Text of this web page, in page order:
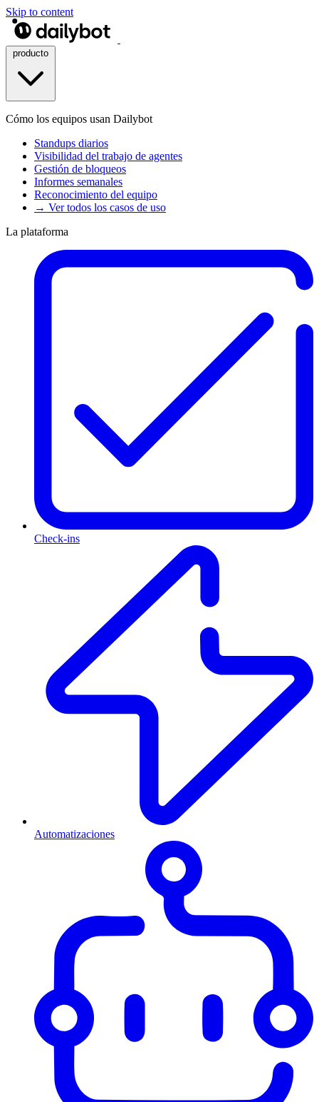
Skip to content
Cómo los equipos usan Dailybot
Standups diarios
Visibilidad del trabajo de agentes
Gestión de bloqueos
Informes semanales
Reconocimiento del equipo
→ Ver todos los casos de uso
La plataforma
Check-ins
Automatizaciones